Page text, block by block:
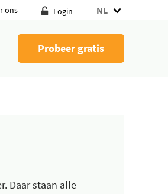
ons Login NL
Probeer gratis
Daar staan alle